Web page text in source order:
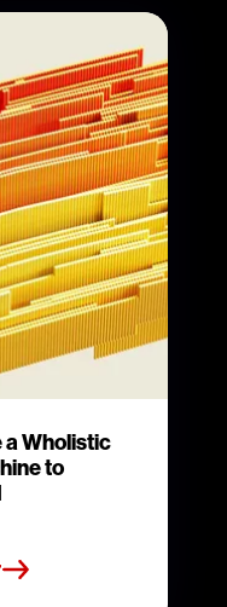
a Wholistic
to